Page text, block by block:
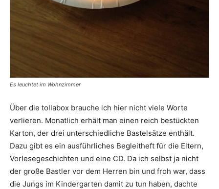
Es leuchtet im Wohnzimmer
Über die tollabox brauche ich hier nicht viele Worte
verlieren. Monatlich erhält man einen reich bestückten
Karton, der drei unterschiedliche Bastelsätze enthält.
Dazu gibt es ein ausführliches Begleitheft für die Eltern,
Vorlesegeschichten und eine CD. Da ich selbst ja nicht
der große Bastler vor dem Herren bin und froh war, dass
die Jungs im Kindergarten damit zu tun haben, dachte